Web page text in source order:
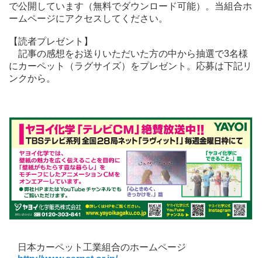
で公開しています（無料でダウンロード可能）。当組合ホ
ームページにアクセスしてください。
【読者プレゼント】
記事の感想をお送りいただいた方の中から抽選で3名様
にカーペット（ラグサイズ）をプレゼント。応募は下記リ
ンクから。
日本カーペット工業組合のホームページ